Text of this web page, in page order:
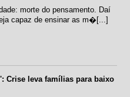
morte do pensamento. Daí
capaz de ensinar as m�[...]
Crise leva famílias para baixo